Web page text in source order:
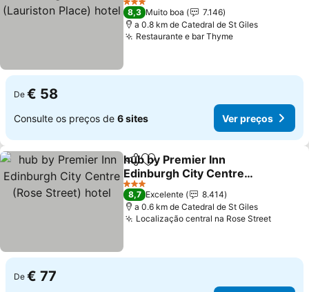
hotel
3 Estrelas
8,3 Muito boa
7.146
a 0.8 km de Catedral de St Giles
Restaurante e bar Thyme
De € 58
Consulte os preços de 6 sites Ver preços
PartilharAdicionar aos favoritos
hub by Premier Inn
Edinburgh City Centre
(Rose Street) hotel
3 Estrelas
8,7 Excelente
8.414
a 0.6 km de Catedral de St Giles
Localização central na Rose Street
De € 77